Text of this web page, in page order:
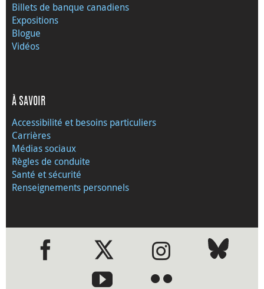
Billets de banque canadiens
Expositions
Blogue
Vidéos
À SAVOIR
Accessibilité et besoins particuliers
Carrières
Médias sociaux
Règles de conduite
Santé et sécurité
Renseignements personnels
●●